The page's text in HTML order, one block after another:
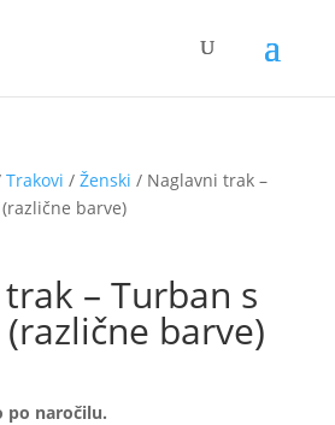
Trakovi / Ženski / Naglavni trak –
barve)
– Turban s
barve)
po naročilu.